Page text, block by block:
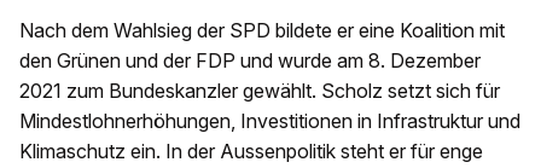
Nach dem Wahlsieg der SPD bildete er eine Koalition mit
den Grünen und der FDP und wurde am 8. Dezember
2021 zum Bundeskanzler gewählt. Scholz setzt sich für
Mindestlohnerhöhungen, Investitionen in Infrastruktur und
Klimaschutz ein. In der Aussenpolitik steht er für enge